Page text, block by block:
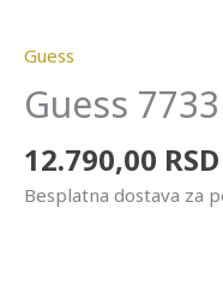
Guess
Guess
12.790,00 RSD
Besplatna dostava za